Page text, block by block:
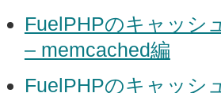
FuelPHPのキャッシ
– memcached編
FuelPHPのキャッシ